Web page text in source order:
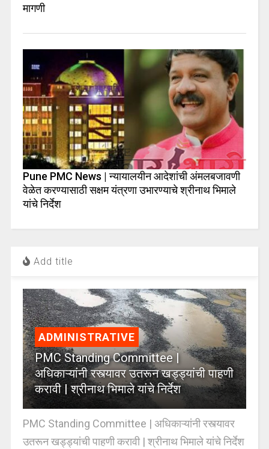
मागणी
Pune PMC News | न्यायालयीन आदेशांची अंमलबजावणी
वेळेत करण्यासाठी सक्षम यंत्रणा उभारण्याचे श्रीनाथ भिमाले
यांचे निर्देश
Add title
ADMINISTRATIVE
PMC Standing Committee |
अधिकाऱ्यांनी रस्त्यावर उतरून खड्ड्यांची पाहणी
करावी | श्रीनाथ भिमाले यांचे निर्देश
PMC Standing Committee | अधिकाऱ्यांनी रस्त्यावर
उतरून खड्ड्यांची पाहणी करावी | श्रीनाथ भिमाले यांचे निर्देश